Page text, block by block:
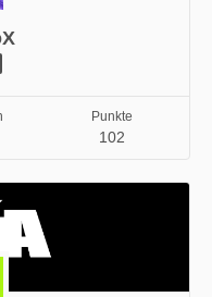
Punkte
102